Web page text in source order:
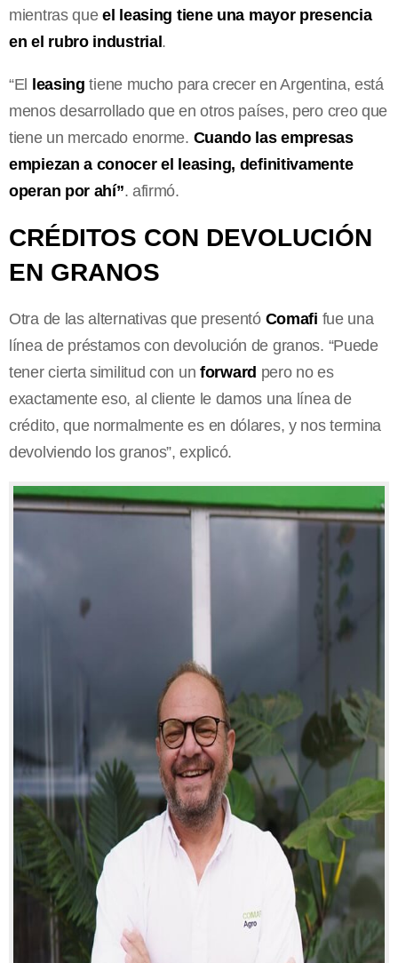
mientras queel leasing tiene una mayor presencia
en el rubro industrial .
“El leasing tiene mucho para crecer en Argentina, está
menos desarrollado que en otros países, pero creo que
tiene un mercado enorme. Cuando las empresas
empiezan a conocer el leasing, definitivamente
operan por ahí”. afirmó.
CRÉDITOS CON DEVOLUCIÓN
EN GRANOS
Otra de las alternativas que presentó Comafi fue una
línea de préstamos con devolución de granos. “Puede
tener cierta similitud con un forward pero no es
exactamente eso, al cliente le damos una línea de
crédito, que normalmente es en dólares, y nos termina
devolviendo los granos”, explicó.